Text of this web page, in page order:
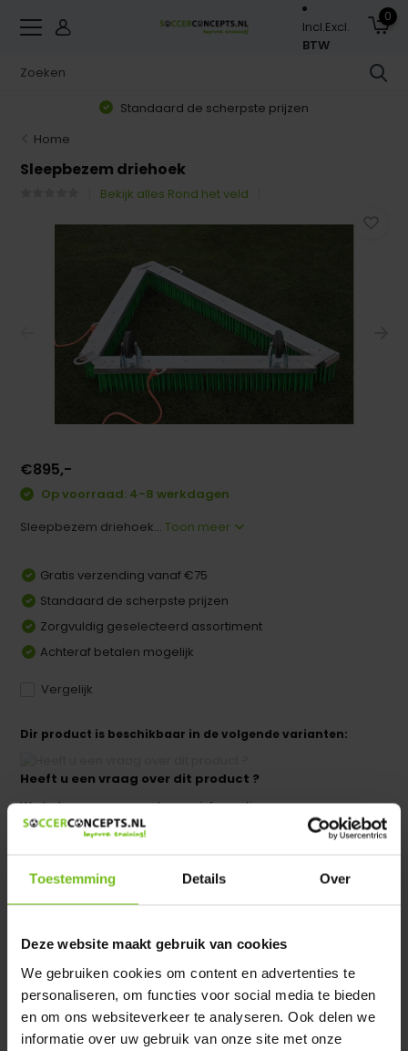
Toestemming Details Over
Deze website maakt gebruik van cookies
We gebruiken cookies om content en advertenties te
personaliseren, om functies voor social media te bieden
en om ons websiteverkeer te analyseren. Ook delen we
informatie over uw gebruik van onze site met onze
Incl.Excl.
BTW
0
Standaard de scherpste prijzen
Home
Sleepbezem driehoek
Bekijk alles Rond het veld
€895,-
Op voorraad: 4-8 werkdagen
Sleepbezem driehoek...Toon meer
Gratis verzending vanaf €75
Standaard de scherpste prijzen
Zorgvuldig geselecteerd assortiment
Achteraf betalen mogelijk
Vergelijk
Dir product is beschikbaar in de volgende varianten:
Heeft u een vraag over dit product ?
We helpen u graag met meer informatie
Verstuur email
Specificaties
Reviews